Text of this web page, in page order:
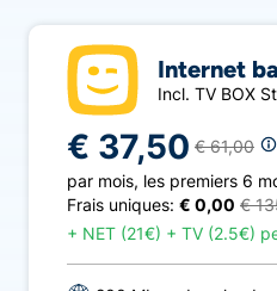
Internet
Incl. TV BOX
€ 37,50 € 61,00
par mois, les premiers 6
Frais uniques: € 0,00 €
+ NET (21€) + TV (2.5€)